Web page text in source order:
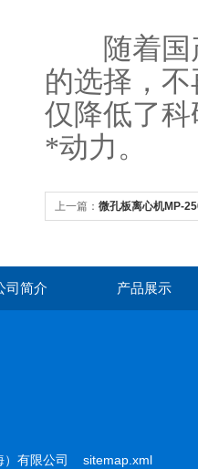
随着国产
的选择，
仅降低了
*动力。
上一篇： 微孔板离心机MP-
司简介 产品展示
）有限公司 sitemap.xml